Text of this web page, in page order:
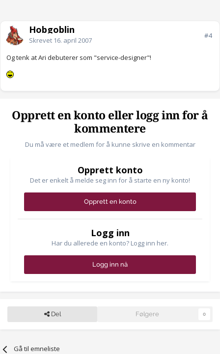
Hobgoblin
Skrevet 16. april 2007
#4
Og tenk at Ari debuterer som "service-designer"!
Opprett en konto eller logg inn for å
kommentere
Du må være et medlem for å kunne skrive en kommentar
Opprett konto
Det er enkelt å melde seg inn for å starte en ny konto!
Opprett en konto
Logg inn
Har du allerede en konto? Logg inn her.
Logg inn nå
Del Følgere 0
Gå til emneliste